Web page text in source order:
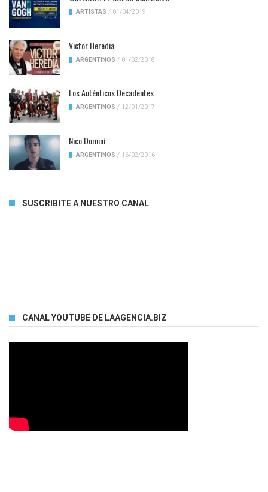
ARTISTAS / 01/04/2019
Victor Heredia
ARGENTINOS / 01/02/2018
Los Auténticos Decadentes
ARGENTINOS / 12/01/2017
Nico Dominí
ARGENTINOS / 16/02/2016
SUSCRIBITE A NUESTRO CANAL
CANAL YOUTUBE DE LAAGENCIA.BIZ